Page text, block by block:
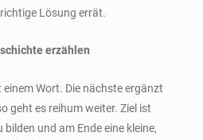
Lösung errät.
erzählen
Wort. Die nächste ergänzt
geht es reihum weiter. Ziel ist
und am Ende eine kleine,